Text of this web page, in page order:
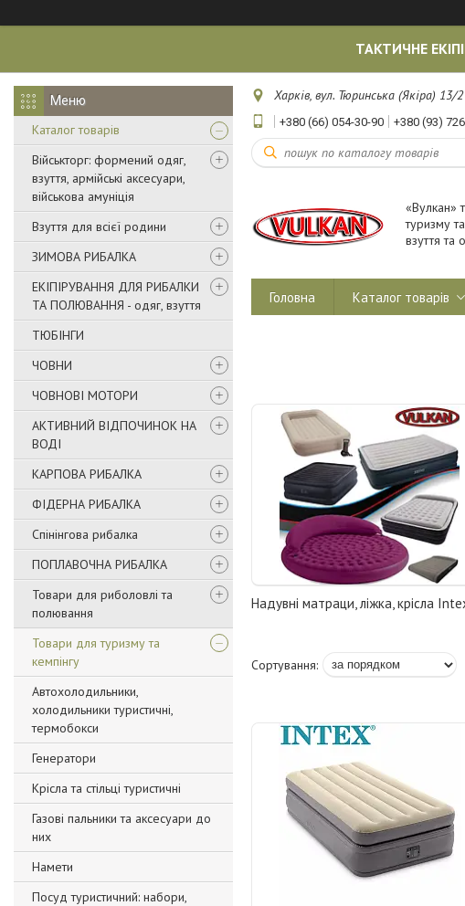
ТАКТИЧНЕ
Каталог товарів
Військторг: формений одяг,
взуття, армійські аксесуари,
військова амуніція
Взуття для всієї родини
ЗИМОВА РИБАЛКА
ЕКІПІРУВАННЯ ДЛЯ РИБАЛКИ
ТА ПОЛЮВАННЯ - одяг, взуття
ТЮБІНГИ
ЧОВНИ
ЧОВНОВІ МОТОРИ
АКТИВНИЙ ВІДПОЧИНОК НА
ВОДІ
КАРПОВА РИБАЛКА
ФІДЕРНА РИБАЛКА
Спінінгова рибалка
ПОПЛАВОЧНА РИБАЛКА
Товари для риболовлі та
полювання
Товари для туризму та
кемпінгу
Автохолодильники,
холодильники туристичні,
термобокси
Генератори
Крісла та стільці туристичні
Газові пальники та аксесуари до
них
Намети
Посуд туристичний: набори,
Харків, вул. Тюринська (Якіра) 13/
+380 (66) 054-30-90 +380 (93)
«Вулкан»
туризму
взуття та
Головна Каталог товарів
Надувні матраци, ліжка, крісла